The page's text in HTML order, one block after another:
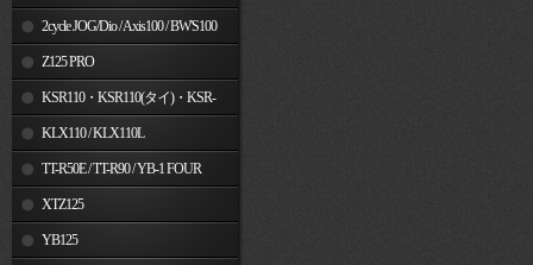
V50 2cycle JOG/Dio / Axis100 / BW'S100
Z125 PRO
KSR110・KSR110(タイ)・KSR-
I/II・KSR PRO
KLX110 / KLX110L
TT-R50E / TT-R90 / YB-1 FOUR
XTZ125
YB125